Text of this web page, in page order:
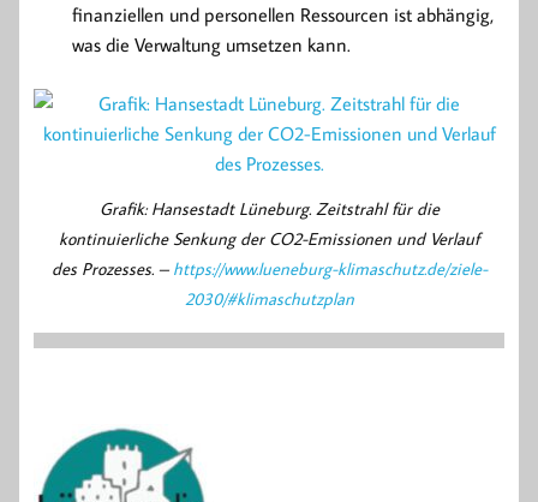
finanziellen und personellen Ressourcen ist abhängig,
was die Verwaltung umsetzen kann.
Grafik: Hansestadt Lüneburg. Zeitstrahl für die
kontinuierliche Senkung der CO2-Emissionen und Verlauf
des Prozesses. – https://www.lueneburg-klimaschutz.de/ziele-
2030/#klimaschutzplan